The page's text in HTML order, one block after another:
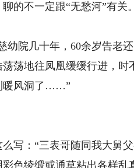
的不一定跟“无愁河”有关
院几十年，60余岁告老还
荡地往凤凰缓缓行进，时
暖风洞了……”
：“三表哥随同我大舅
色绫缎或通草粘出各样乱